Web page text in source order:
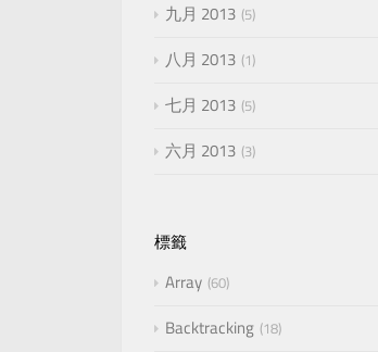
九月 2013 5
八月 2013 1
七月 2013 5
六月 2013 3
標籤
Array 60
Backtracking 18